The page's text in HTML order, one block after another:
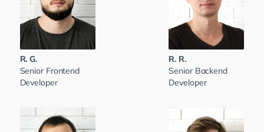
R. G.
Senior Frontend
Developer
R. R.
Senior Backend
Developer